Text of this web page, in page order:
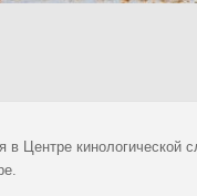
в Центре